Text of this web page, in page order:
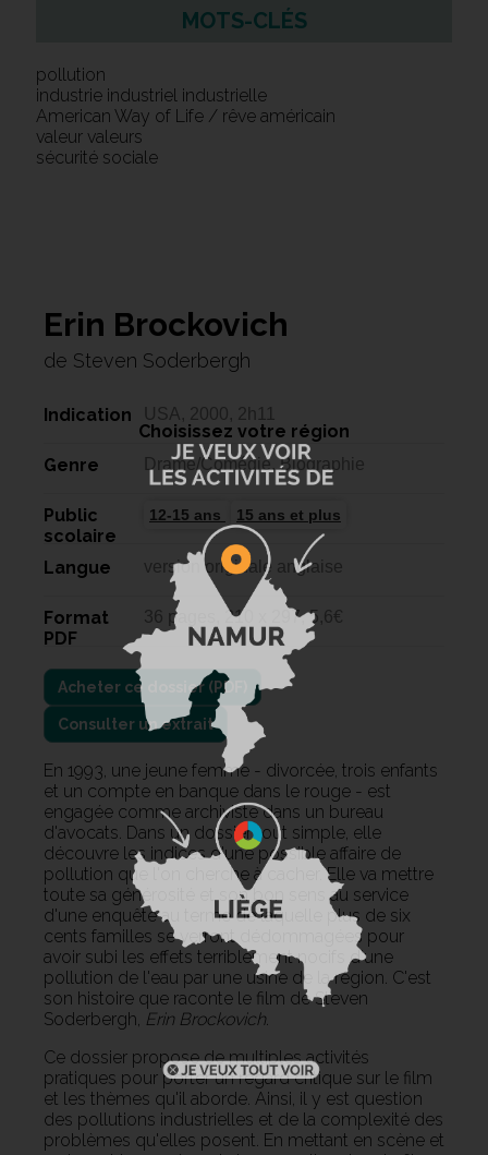
MOTS-CLÉS
pollution
industrie industriel industrielle
American Way of Life / rêve américain
valeur valeurs
sécurité sociale
Erin Brockovich
de Steven Soderbergh
Indication USA, 2000, 2h11
Genre Drame/Comédie, Biographie
Public
scolaire
12-15 ans 15 ans et plus
Langue version originale anglaise
Format
PDF
36 pages, 210 x 297, 5,6€
Consulter un extrait
En 1993, une jeune femme - divorcée, trois enfants
et un compte en banque dans le rouge - est
engagée comme archiviste dans un bureau
d'avocats. Dans un dossier tout simple, elle
découvre les indices d'une possible affaire de
pollution que l'on cherche à cacher. Elle va mettre
toute sa générosité et son bon sens au service
d'une enquête au terme de laquelle plus de six
cents familles se verront dédommagées pour
avoir subi les effets terriblement nocifs d'une
pollution de l'eau par une usine de la région. C'est
son histoire que raconte le film de Steven
Soderbergh, Erin Brockovich.
Ce dossier propose de multiples activités
pratiques pour porter un regard critique sur le film
et les thèmes qu'il aborde. Ainsi, il y est question
des pollutions industrielles et de la complexité des
problèmes qu'elles posent. En mettant en scène et
Choisissez votre région